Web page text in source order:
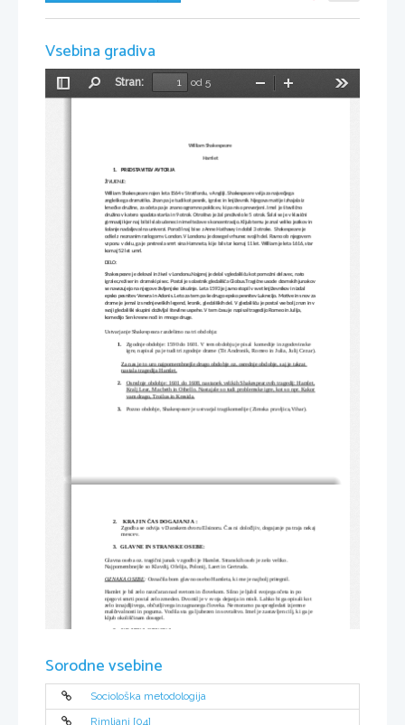
Vsebina gradiva
Preklopi
Stran:
od 5
Pomanjšaj
William Shakespeare
Hamlet
1. PREDSTAVITEV AVTORJA
ŽIVLJENJE:
William Shakespeare rojen leta 1564 v Stratfordu, v Angliji. Shakespeare velja za največjega
angleškega dramatika. Znan pa je tudi kot pesnik, igralec in književnik. Njegova mati je izhajala iz
kmečke družine, za očeta pa je znano ogromno poklicev, ki pa niso preverjeni. Imel  je številčno
družino v katero spadata starša in 9 otrok. Otroštvo je žal preživelo le 5 otrok. Šolal se je v klasični
gimnaziji kjer naj bi bil slab učenec in imel težave s koncentracijo. Kljub temu je znal veliko jezikov in
šolanje nadaljeval na univerzi. Poročil naj bi se z Anne Hathawy in dobil 3 otroke.  Shakespeare je
odšel z neznanim razlogom v London. V Londonu je dosegel vrhunec svojih del. Ravno ob njegovem
vzponu v delu, ga je pretresla smrt sina Hamneta, ki je bil star komaj 11 let. William je leta 1616, star
komaj 52 let umrl.
DELO:
Shakespeare je deloval in živel v Londonu.Najprej je delal v gledališču kot pomožni delavec, nato
igralec,režiser in dramski pisec. Postal je solastnik gledališča Globus.Tragične usode dramskih junakov
se navezujejo na njegove življenjske izkušnje. Leta 1593 je javno stopil v svet književnikov in izdal
epsko pesnitev Venera in Adonis. Leto za tem pa še drugo epsko pesnitev Lukrecijo. Motive in snov za
drame je jemal iz srednjeveških legend, kronik, gledaliških del. V gledališču je postal vse bolj znan in v
svoji gledališki skupini doživljal številne uspehe. V tem času je napisal tragedijo Romeo in Julija,
komedijo Sen kresne noči in mnoge druge.
Ustvarjanje Shakespeara razdelimo na tri obdobja:
1. Zgodnje obdobje: 1590 do 1601. V tem obdobju je pisal komedije in zgodovinske
igre, napisal pa je tudi tri zgodnje drame (Tit Andronik, Romeo in Julia, Julij Cezar).
Za nas je to uro najpomembnejše drugo obdobje oz. osrednje obdobje, saj je takrat
nastala tragedija Hamlet.
2. Osrednje obdobje: 1601 do 1608, nastanek velikih Shakespearovih tragedij: Hamlet,
Kralj Lear, Macbeth in Othello. Nastajale so tudi problemske igre, kot so npr. Kakor
vam drago, Troilus in Kresida.
3. Pozno obdobje, Shakespeare je ustvarjal tragikomedije (Zimska pravljica,Vihar).
2.
KRAJ IN ČAS DOGAJANJA :
Zgodba se odvija v Danskem dvoru Elsinoru. Čas ni določljiv, dogajanje pa traja nekaj
mescev.
      3.  GLAVNE IN STRANSKE OSEBE:
Glavna oseba oz. tragični junak v zgodbi je Hamlet. Stranskih oseb je zelo veliko.
Najpomembnejše so Klavdij, Ofelija, Polonij, Laert in Gertruda.
OZNAKA OSEBE: Označila bom glavno osebo Hamleta, ki me je najbolj pritegnil.
Hamlet je bil zelo razočaran nad svetom in človekom. Silno je ljubil svojega očeta in po
njegovi smrti postal zelo zmeden. Dvomil je v svoja dejanja in misli. Lahko bi ga opisali kot
zelo iznajdljivega, občutljivega in zagnanega človeka. Ne moramo pa spregledati izjemne
maščevalnosti in poguma. Vodila sta ga ljubezen in sovraštvo. Imel je zastavljen cilj, ki ga je
kljub okoliščinam dosegel.
3.
KRATKA OBNOVA
Kraljevič Hamlet, se po prikazovanju očetovega duha odloči, maščevati smrt svojega očeta.
je odločil hliniti blaznost, da bi prišel resnici do dna. Zmeden, žalosten in depresiven Hamlet
skozi gledališko igro prikaže smrt kralja. Hamlet opazi zmedenost strica oz. kralja Klavdija in
si ustvari dokaz o resnici. Ko vse skupaj zaupa svoji ljubezni Ofeliji, ki je hči Polonija,
kralj, ga je zabodel. Polonij umre. Kralj od strahu pošlje Hamleta v Anglijo in mu nastavi
Sorodne vsebine
Sociološka metodologija
Rimljani [04]